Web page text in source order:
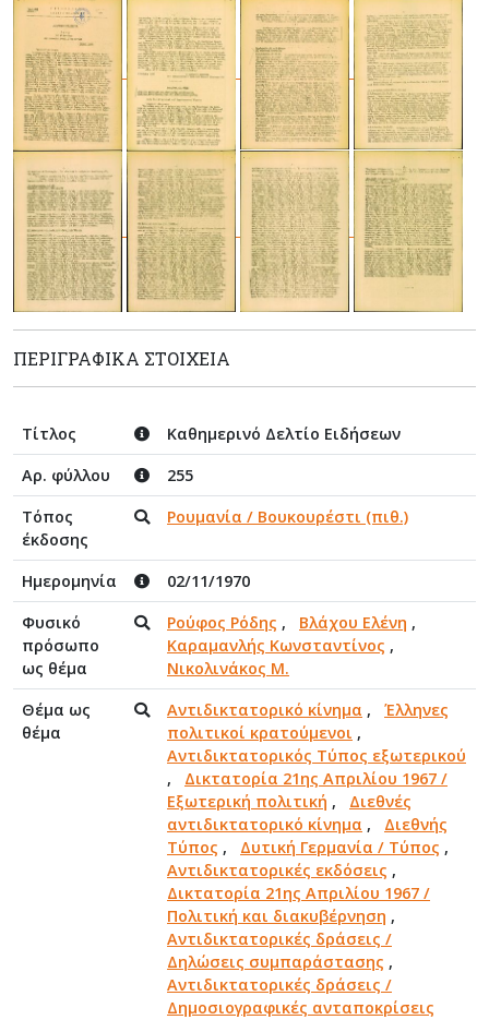
ΠΕΡΙΓΡΑΦΙΚΆ ΣΤΟΙΧΕΊΑ
Τίτλος
Καθημερινό Δελτίο Ειδήσεων
Αρ. φύλλου
255
Τόπος
έκδοσης
Ρουμανία / Βουκουρέστι (πιθ.)
Ημερομηνία
02/11/1970
Φυσικό
πρόσωπο
ως θέμα
Ρούφος Ρόδης , Βλάχου Ελένη ,
Καραμανλής Κωνσταντίνος ,
Νικολινάκος Μ.
Θέμα ως
θέμα
Αντιδικτατορικό κίνημα , Έλληνες
πολιτικοί κρατούμενοι ,
Αντιδικτατορικός Τύπος εξωτερικού
, Δικτατορία 21ης Απριλίου 1967 /
Εξωτερική πολιτική , Διεθνές
αντιδικτατορικό κίνημα , Διεθνής
Τύπος , Δυτική Γερμανία / Τύπος ,
Αντιδικτατορικές εκδόσεις ,
Δικτατορία 21ης Απριλίου 1967 /
Πολιτική και διακυβέρνηση ,
Αντιδικτατορικές δράσεις /
Δηλώσεις συμπαράστασης ,
Αντιδικτατορικές δράσεις /
Δημοσιογραφικές ανταποκρίσεις